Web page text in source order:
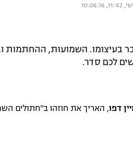
בעיצומו. השמועות, ההחתמות
דפו, האריך את חוזהו ב"חתולים השחורים" עד 2019,